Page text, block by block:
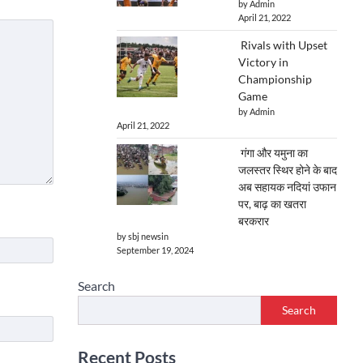
by Admin
April 21, 2022
Rivals with Upset
Victory in
Championship
Game
by Admin
April 21, 2022
गंगा और यमुना का
जलस्तर स्थिर होने के बाद
अब सहायक नदियां उफान
पर, बाढ़ का खतरा
बरकरार
by sbj newsin
September 19, 2024
Search
Search
Recent Posts